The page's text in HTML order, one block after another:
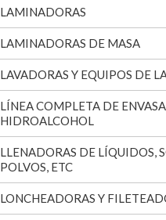
LAMINADORAS
LAMINADORAS DE MASA
LAVADORAS Y EQUIPOS DE
LÍNEA COMPLETA DE
HIDROALCOHOL
LLENADORAS DE LÍQUIDOS,
POLVOS, ETC
LONCHEADORAS Y